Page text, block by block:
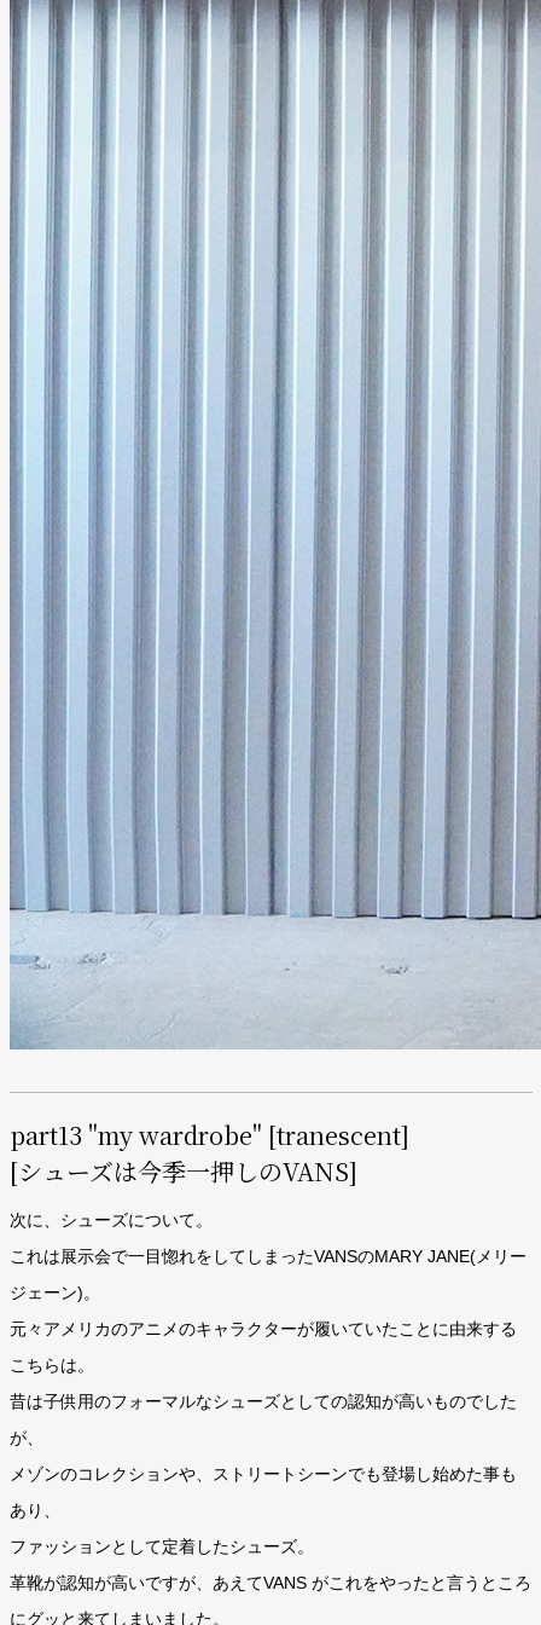
part13 "my wardrobe" [tranescent]
[シューズは今季一押しのVANS]
次に、シューズについて。
これは展示会で一目惚れをしてしまったVANSのMARY JANE(メリー
ジェーン)。
元々アメリカのアニメのキャラクターが履いていたことに由来する
こちらは。
昔は子供用のフォーマルなシューズとしての認知が高いものでした
が、
メゾンのコレクションや、ストリートシーンでも登場し始めた事も
あり、
ファッションとして定着したシューズ。
革靴が認知が高いですが、あえてVANS がこれをやったと言うところ
にグッと来てしまいました。